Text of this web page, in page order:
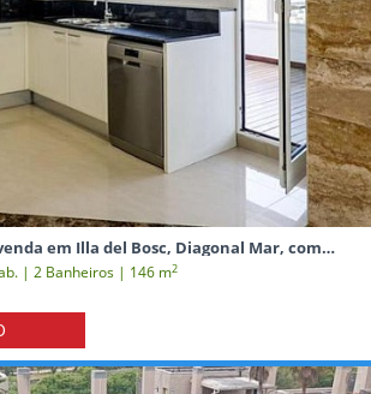
em Illa del Bosc, Diagonal Mar, com
a cidade.
| 2 Banheiros | 146 m2